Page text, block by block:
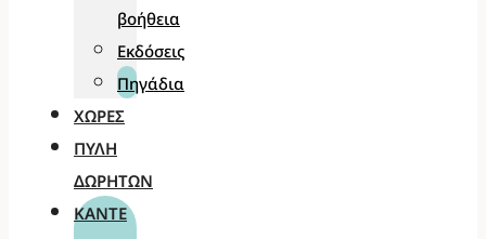
βοήθεια
Εκδόσεις
Πηγάδια
ΧΏΡΕΣ
ΠΎΛΗ
ΔΩΡΗΤΏΝ
ΚΆΝΤΕ